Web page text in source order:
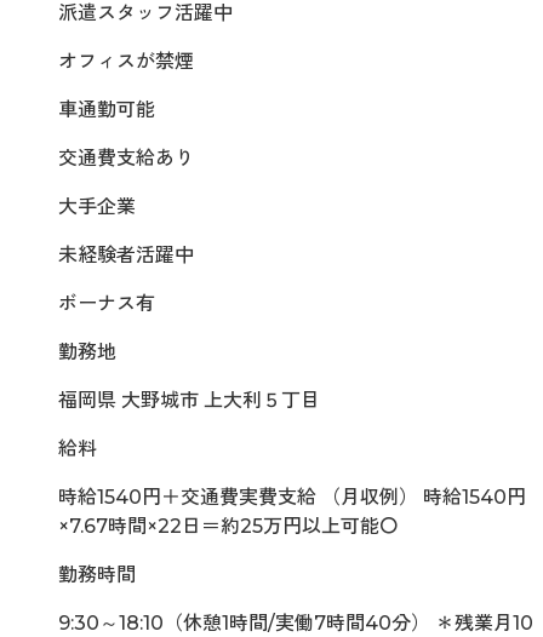
派遣スタッフ活躍中
オフィスが禁煙
車通勤可能
交通費支給あり
大手企業
未経験者活躍中
ボーナス有
勤務地
福岡県 大野城市 上大利５丁目
給料
時給1540円＋交通費実費支給 （月収例） 時給1540円
×7.67時間×22日＝約25万円以上可能〇
勤務時間
9:30～18:10（休憩1時間/実働7時間40分） ＊残業月10